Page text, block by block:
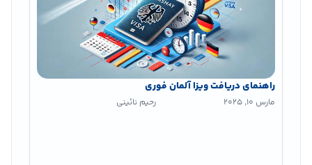
راهنمای دریافت ویزا آلمان فوری
مارس 10, 2025 رحیم نائینی